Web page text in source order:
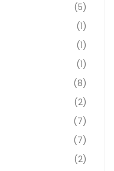
(5)
(1)
(1)
(1)
(8)
(2)
(7)
(7)
(2)